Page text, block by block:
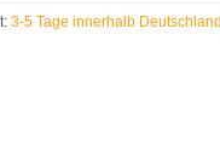
3-5 Tage innerhalb